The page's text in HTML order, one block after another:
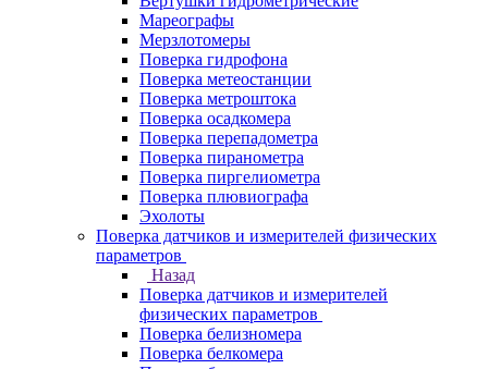
Мареографы
Мерзлотомеры
Поверка гидрофона
Поверка метеостанции
Поверка метроштока
Поверка осадкомера
Поверка перепадометра
Поверка пиранометра
Поверка пиргелиометра
Поверка плювиографа
Эхолоты
Поверка датчиков и измерителей физических
параметров
Назад
Поверка датчиков и измерителей
физических параметров
Поверка белизномера
Поверка белкомера